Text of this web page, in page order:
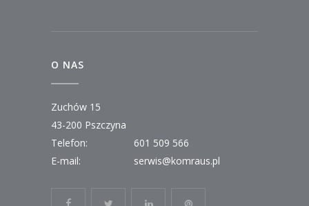
O NAS
Zuchów 15
43-200 Pszczyna
Telefon:
601 509 566
E-mail:
serwis@komraus.pl